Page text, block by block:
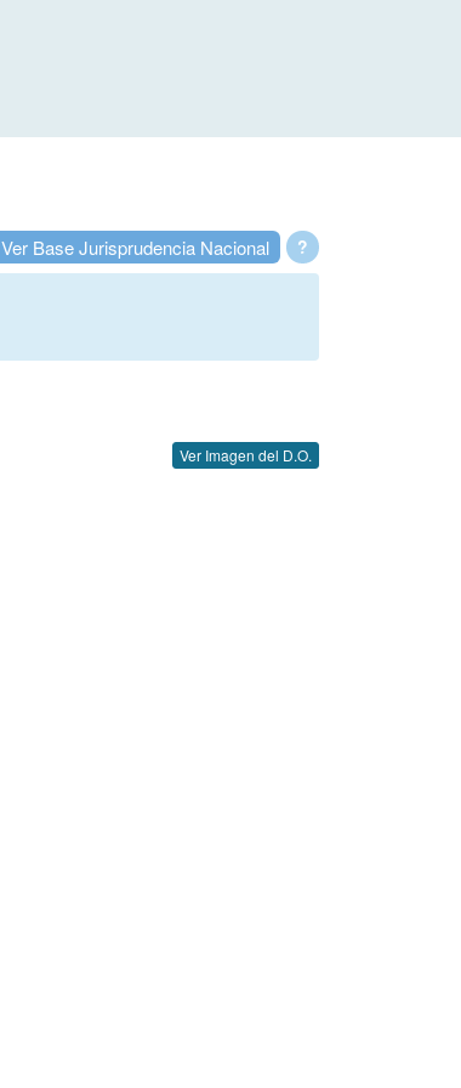
?
Ver Base Jurisprudencia Nacional
Ver Imagen del D.O.